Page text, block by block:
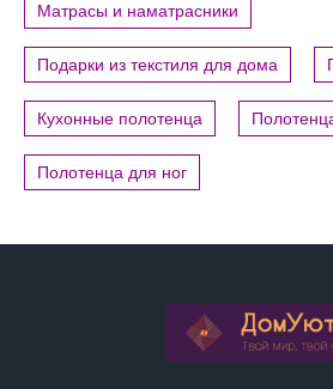
Матрасы и наматрасники
Подарки из текстиля для дома
Кухонные полотенца
Полотенца для ног